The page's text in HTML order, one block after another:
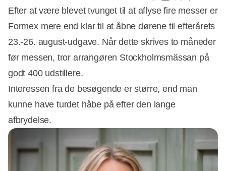
Efter at være blevet tvunget til at aflyse fire messer er
Formex mere end klar til at åbne dørene til efterårets
23.-26. august-udgave. Når dette skrives to måneder
før messen, tror arrangøren Stockholmsmässan på
godt 400 udstillere.
Interessen fra de besøgende er større, end man
kunne have turdet håbe på efter den lange
afbrydelse.